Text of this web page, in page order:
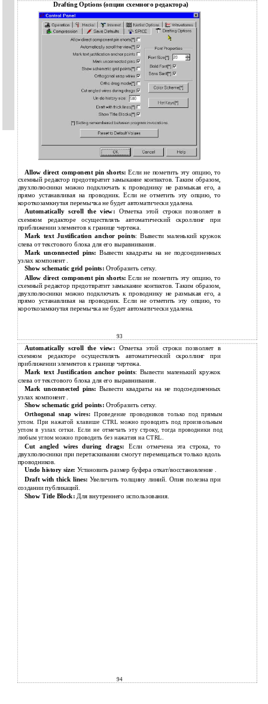
Drafting Options (опции схемного редактора)
Allow direct component pin shorts:Если не пометить эту опцию, то
схемный редактор предотвратит замыкание контактов. Таким образом,
двухполюсники можно подключать к проводнику не размыкая его, а
прямо устанавливая на проводник. Если не отметить эту опцию, то
короткозамкнутая перемычка не будет автоматически удалена.
Automatically scroll the view: Отметка этой строки позволяет в
схемном редакторе осуществлять автоматический скроллинг при
приближении элементов к границе чертежа.
Mark text Justification anchor points: Вывести маленький кружок
слева от текстового блока для его выравнивания.
Mark unconnected pins: Вывести квадраты на не подсоединенных
узлах компонент .
Show schematic grid points: Отобразить сетку.
Allow direct component pin shorts:Если не пометить эту опцию, то
схемный редактор предотвратит замыкание контактов. Таким образом,
двухполюсники можно подключать к проводнику не размыкая его, а
прямо устанавливая на проводник. Если не отметить эту опцию, то
короткозамкнутая перемычка не будет автоматически удалена.
93
Automatically scroll the view: Отметка этой строки позволяет в
схемном редакторе осуществлять автоматический скроллинг при
приближении элементов к границе чертежа.
Mark text Justification anchor points: Вывести маленький кружок
слева от текстового блока для его выравнивания.
Mark unconnected pins: Вывести квадраты на не подсоединенных
узлах компонент .
Show schematic grid points: Отобразить сетку.
Orthogonal snap wires:Проведение проводников только под прямым
углом. При нажатой клавише CTRL можно проводить под произвольным
углом в узлах сетки. Если не отмечать эту строку, тогда проводники под
любым углом можно проводить без нажатия на CTRL.
Cut angled wires during drags:Если отмечена эта строка, то
двухполюсники при перетаскивании смогут перемещаться только вдоль
проводников.
Undo history size: Установить размер буфера откат/восстановление .
Draft with thick lines: Увеличить толщину линий. Опия полезна при
создании публикаций.
Show Title Block: Для внутреннего использования.
94